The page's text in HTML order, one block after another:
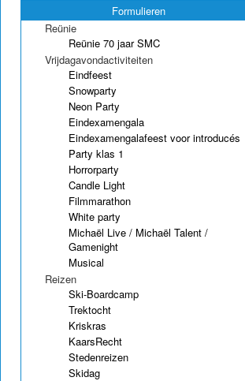
Formulieren
Reünie
Reünie 70 jaar SMC
Vrijdagavondactiviteiten
Eindfeest
Snowparty
Neon Party
Eindexamengala
Eindexamengalafeest voor introducés
Party klas 1
Horrorparty
Candle Light
Filmmarathon
White party
Michaël Live / Michaël Talent /
Gamenight
Musical
Reizen
Ski-Boardcamp
Trektocht
Kriskras
KaarsRecht
Stedenreizen
Skidag